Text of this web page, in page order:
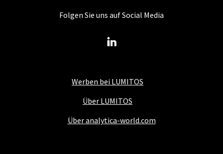
Werben bei LUMITOS
Über LUMITOS
Über analytica-world.com
Folgen Sie uns auf Social Media